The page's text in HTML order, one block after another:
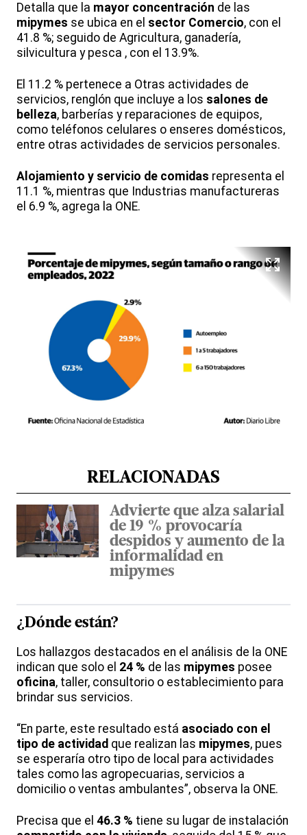
Detalla que la mayor concentración de las
mipymes se ubica en el sector Comercio, con el
41.8 %; seguido de Agricultura, ganadería,
silvicultura y pesca , con el 13.9%.
El 11.2 % pertenece a Otras actividades de
servicios, renglón que incluye a los salones de
belleza, barberías y reparaciones de equipos,
como teléfonos celulares o enseres domésticos,
entre otras actividades de servicios personales.
Alojamiento y servicio de comidas representa el
11.1 %, mientras que Industrias manufactureras
el 6.9 %, agrega la ONE.
RELACIONADAS
Advierte que alza salarial
de 19 % provocaría
despidos y aumento de la
informalidad en
mipymes
¿Dónde están?
Los hallazgos destacados en el análisis de la ONE
indican que solo el 24 % de las mipymes posee
oficina, taller, consultorio o establecimiento para
brindar sus servicios.
“En parte, este resultado está asociado con el
tipo de actividad que realizan las mipymes, pues
se esperaría otro tipo de local para actividades
tales como las agropecuarias, servicios a
domicilio o ventas ambulantes”, observa la ONE.
Precisa que el 46.3 % tiene su lugar de instalación